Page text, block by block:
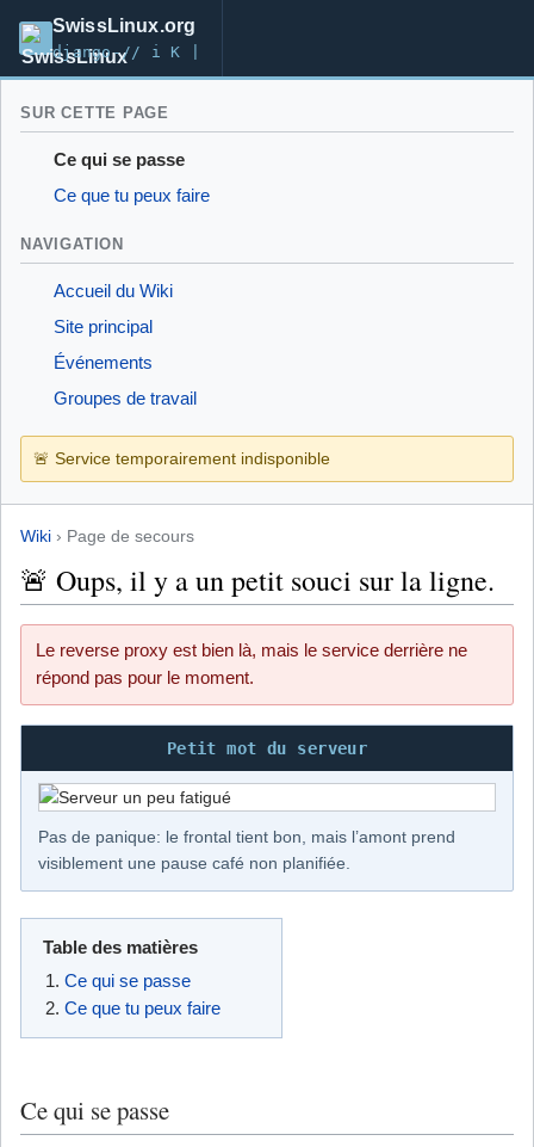
SwissLinux.org
django-// i K |
SUR CETTE PAGE
Ce qui se passe
Ce que tu peux faire
NAVIGATION
Accueil du Wiki
Site principal
Événements
Groupes de travail
🚨 Service temporairement indisponible
Wiki › Page de secours
🚨 Oups, il y a un petit souci sur la ligne.
Le reverse proxy est bien là, mais le service derrière ne
répond pas pour le moment.
Petit mot du serveur
Pas de panique: le frontal tient bon, mais l’amont prend
visiblement une pause café non planifiée.
Table des matières
Ce qui se passe
Ce que tu peux faire
Ce qui se passe